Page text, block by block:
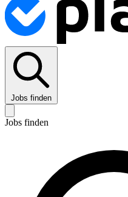
Jobs finden
Jobs finden